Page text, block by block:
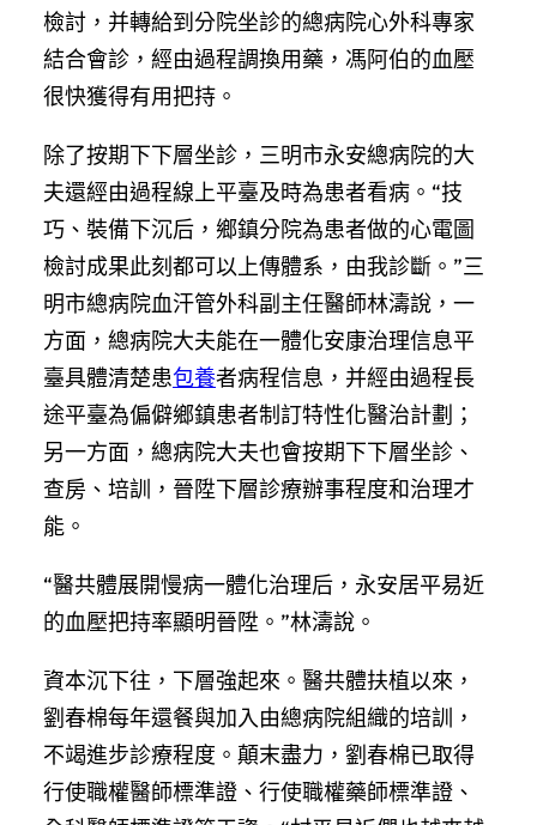
檢討，并轉給到分院坐診的總病院心外科專家
結合會診，經由過程調換用藥，馮阿伯的血壓
很快獲得有用把持。
除了按期下下層坐診，三明市永安總病院的大
夫還經由過程線上平臺及時為患者看病。“技
巧、裝備下沉后，鄉鎮分院為患者做的心電圖
檢討成果此刻都可以上傳體系，由我診斷。”三
明市總病院血汗管外科副主任醫師林濤說，一
方面，總病院大夫能在一體化安康治理信息平
臺具體清楚患包養者病程信息，并經由過程長
途平臺為偏僻鄉鎮患者制訂特性化醫治計劃；
另一方面，總病院大夫也會按期下下層坐診、
查房、培訓，晉陞下層診療辦事程度和治理才
能。
“醫共體展開慢病一體化治理后，永安居平易近
的血壓把持率顯明晉陞。”林濤說。
資本沉下往，下層強起來。醫共體扶植以來，
劉春棉每年還餐與加入由總病院組織的培訓，
不竭進步診療程度。顛末盡力，劉春棉已取得
行使職權醫師標準證、行使職權藥師標準證、